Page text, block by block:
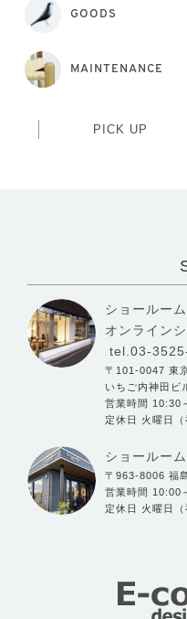
GOODS
MAINTENANCE
PICK UP
ショールー
オンライン
tel.03-
〒101-0047 東
いちご内神田ビ
営業時間 10:30
定休日 火曜日
ショールー
〒963-8006 福
営業時間 10:00
定休日 火曜日